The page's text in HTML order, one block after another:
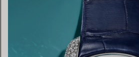
TROUVEZ LA BOUTIQUE LA PLUS PROCHE